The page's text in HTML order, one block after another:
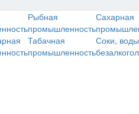
Рыбная
промышленность
Сахарная
Табачная
промышленность
Соки,